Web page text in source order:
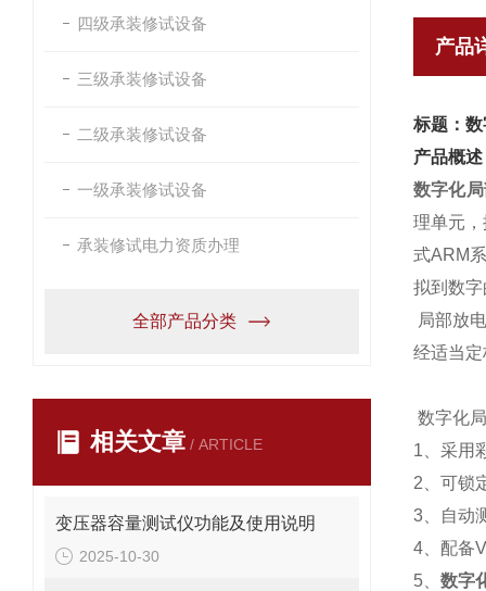
四级承装修试设备
三级承装修试设备
二级承装修试设备
一级承装修试设备
承装修试电力资质办理
全部产品分类
相关文章 / ARTICLE
变压器容量测试仪功能及使用说明
2025-10-30
产品
标题：
产品概述
数字化
理单元
式ARM
拟到数
局部放
经适当
数字化
1、采用
2、可锁
3、自动
4、配备
5、 数字